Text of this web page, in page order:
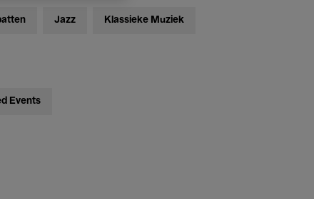
Jazz Klassieke Muziek
Events